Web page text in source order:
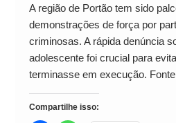
A região de Portão tem sido
demonstrações de força por
criminosas. A rápida denúncia
adolescente foi crucial para
terminasse em execução.
Compartilhe isso: